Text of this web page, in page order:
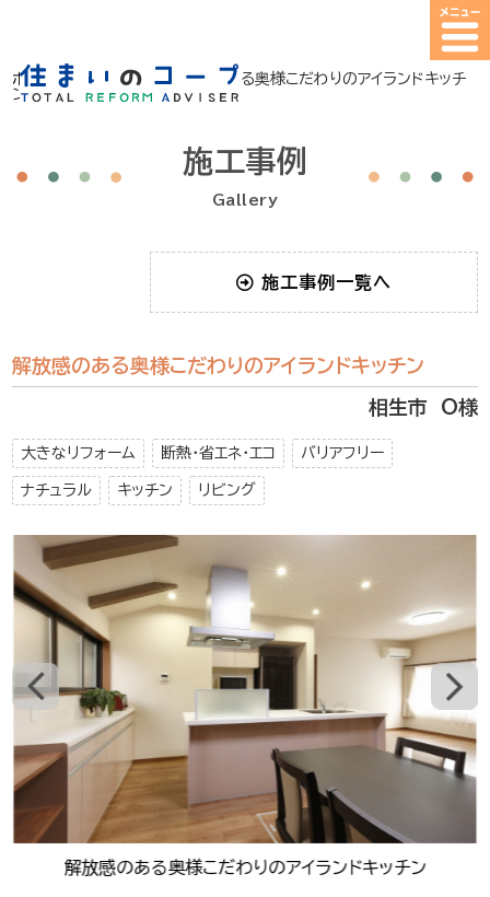
ホーム > 施工事例>解放感のある奥様こだわりのアイランドキッチ
ン
施工事例
Gallery
施工事例一覧へ
解放感のある奥様こだわりのアイランドキッチン
相生市 O様
大きなリフォーム 断熱・省エネ・エコ バリアフリー
ナチュラル キッチン リビング
解放感のある奥様こだわりのアイランドキッチン